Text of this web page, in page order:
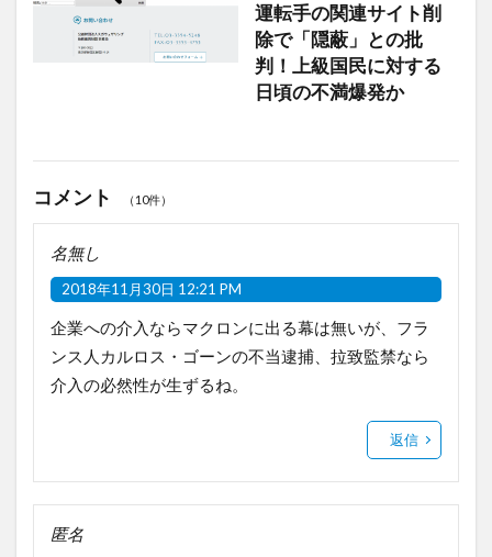
運転手の関連サイト削
除で「隠蔽」との批
判！上級国民に対する
日頃の不満爆発か
コメント （10件）
名無し
2018年11月30日 12:21 PM
企業への介入ならマクロンに出る幕は無いが、フラ
ンス人カルロス・ゴーンの不当逮捕、拉致監禁なら
介入の必然性が生ずるね。
返信
匿名